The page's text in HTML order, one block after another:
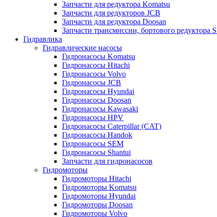
Запчасти для редуктора Komatsu
Запчасти для редукторов JCB
Запчасти для редуктора Doosan
Запчасти трансмиссии, бортового редуктора
Гидравлика
Гидравлические насосы
Гидронасосы Komatsu
Гидронасосы Hitachi
Гидронасосы Volvo
Гидронасосы JCB
Гидронасосы Hyundai
Гидронасосы Doosan
Гидронасосы Kawasaki
Гидронасосы HPV
Гидронасосы Caterpillar (CAT)
Гидронасосы Handok
Гидронасосы SEM
Гидронасосы Shantui
Запчасти для гидронасосов
Гидромоторы
Гидромоторы Hitachi
Гидромоторы Komatsu
Гидромоторы Hyundai
Гидромоторы Doosan
Гидромоторы Volvo